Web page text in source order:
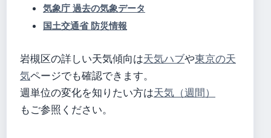
気象庁 過去の気象データ
国土交通省 防災情報
岩槻区の詳しい天気傾向は天気ハブや東京の天
気ページでも確認できます。
週単位の変化を知りたい方は天気（週間）
もご参照ください。